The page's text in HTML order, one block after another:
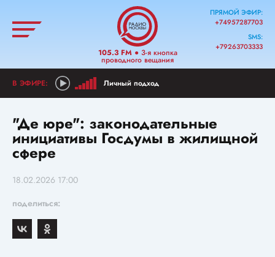
105.3 FM● 3-я кнопка
проводного вещания
ПРЯМОЙ ЭФИР:
+74957287703
SMS:
+79263703333
Личный подход
"Де юре": законодательные
инициативы Госдумы в жилищной
сфере
18.02.2026 17:00
поделиться: